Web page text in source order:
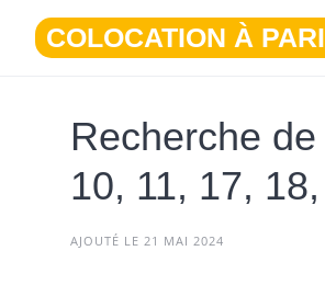
contenu
COLOCATION À
Recherche
10, 11, 17,
AJOUTÉ LE 21 MAI 2024